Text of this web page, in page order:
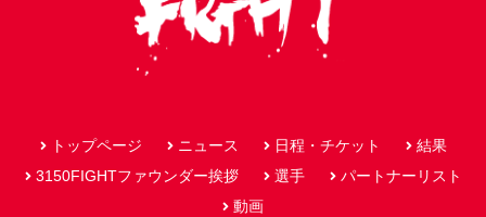
トップページ ニュース 日程・チケット
結果
3150FIGHTファウンダー挨拶
選手
パートナーリスト
動画